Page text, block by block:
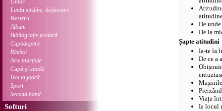
Umor
Limbi străine, dicționare
Western
Album
Bibliografie școlară
Capodopere
Război
Arte marțiale
Capă și spadă
Hai la joacă
Sport
Second hand
Softuri
De
De la
Șapte atitudini
Ia-te la
De ce a
Viața
Ia locul